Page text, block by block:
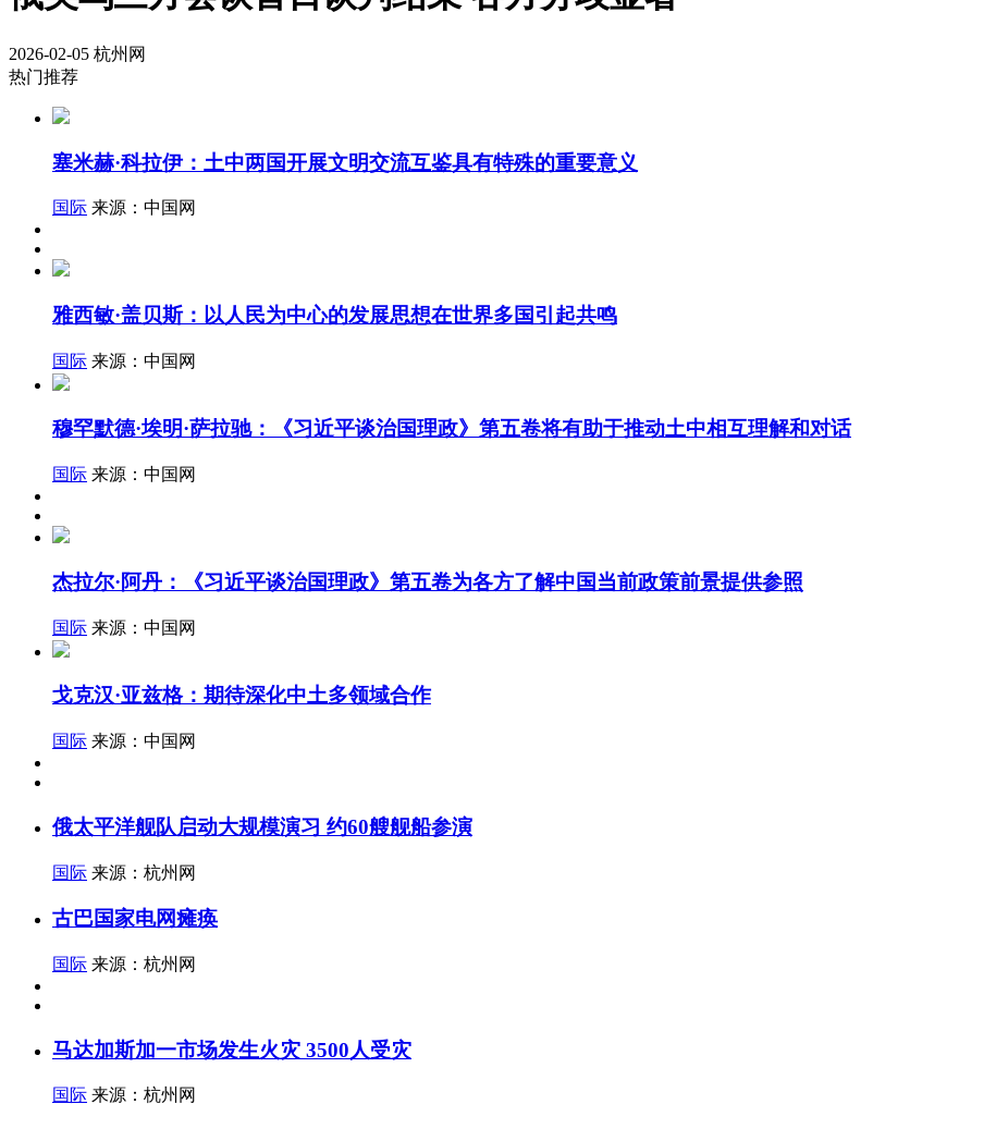
2026-02-05 杭州网
热门推荐
塞米赫·科拉伊：土中两国开展文明交流互鉴具有特殊的重要意义
国际 来源：中国网
雅西敏·盖贝斯：以人民为中心的发展思想在世界多国引起共鸣
国际 来源：中国网
穆罕默德·埃明·萨拉驰：《习近平谈治国理政》第五卷将有助于推动土中相互理解和对话
国际 来源：中国网
杰拉尔·阿丹：《习近平谈治国理政》第五卷为各方了解中国当前政策前景提供参照
国际 来源：中国网
戈克汉·亚兹格：期待深化中土多领域合作
国际 来源：中国网
俄太平洋舰队启动大规模演习 约60艘舰船参演
国际 来源：杭州网
古巴国家电网瘫痪
国际 来源：杭州网
马达加斯加一市场发生火灾 3500人受灾
国际 来源：杭州网